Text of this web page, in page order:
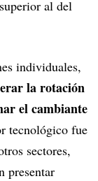
al del
individuales,
la rotación
el cambiante
tecnológico fue
sectores,
presentar